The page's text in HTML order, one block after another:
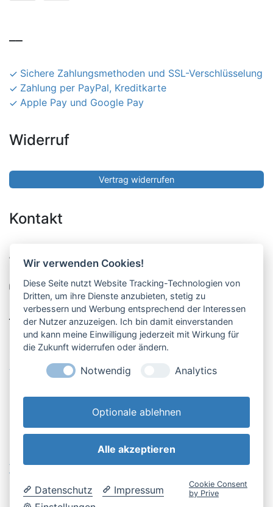
Sichere Zahlungsmethoden und SSL-Verschlüsselung
Zahlung per PayPal, Kreditkarte
Apple Pay und Google Pay
Widerruf
Vertrag widerrufen
Kontakt
Pucher Straße 10, Fürstenfeldbruck
08141-12269
shop@englschalk.de
Öffnungszeiten
Anfahrt & Kontakt
Retouren-Portal
AGB & Kundeninfo
Widerrufsbelehrung
Datenschutzerklärung
Wir verwenden Cookies!
Diese Seite nutzt Website Tracking-Technologien von
Dritten, um ihre Dienste anzubieten, stetig zu
verbessern und Werbung entsprechend der Interessen
der Nutzer anzuzeigen. Ich bin damit einverstanden
und kann meine Einwilligung jederzeit mit Wirkung für
die Zukunft widerrufen oder ändern.
Notwendig Analytics
Optionale ablehnen
Alle akzeptieren
Datenschutz
Impressum
Cookie Consent
by Prive